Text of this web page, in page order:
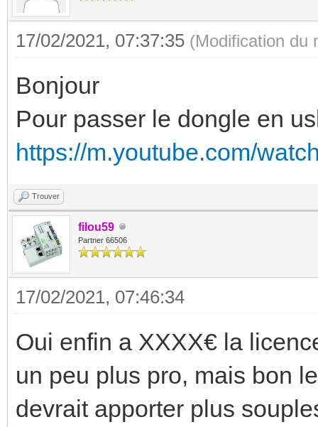
17/02/2021, 07:37:35 (Modification du
Bonjour
Pour passer le dongle en
https://m.youtube.com/
Trouver
filou59
Partner 66506
17/02/2021, 07:46:34
Oui enfin a XXXX€ la
un peu plus pro, mais bon
devrait apporter plus